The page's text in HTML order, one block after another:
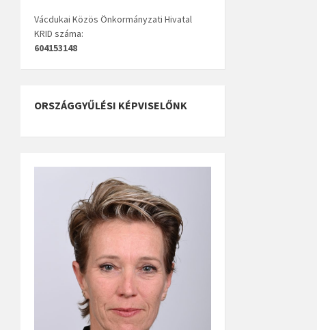
Vácdukai Közös Önkormányzati Hivatal
KRID száma:
604153148
ORSZÁGGYŰLÉSI KÉPVISELŐNK